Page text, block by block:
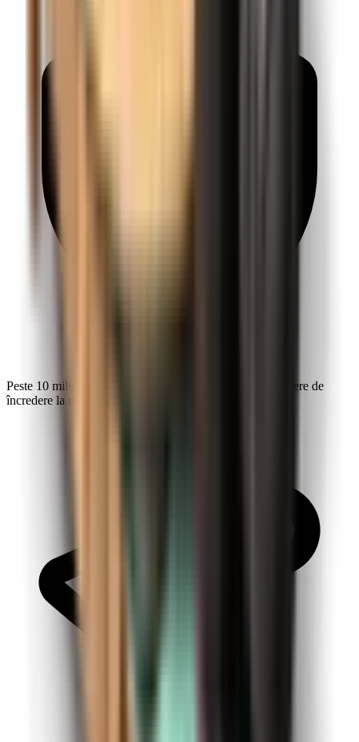
Peste 10 milioane de exploratori fac din Kiwi.com o alegere de
încredere la nivel mondial.